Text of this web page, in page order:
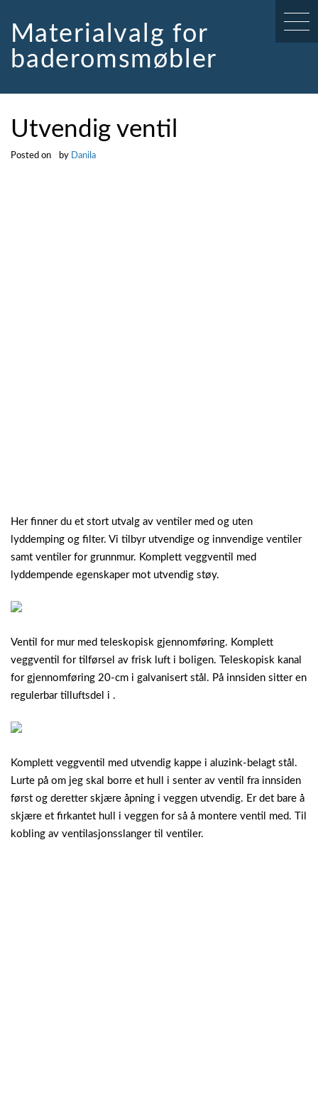
contentMaterialvalg for
baderomsmøbler
Utvendig ventil
Posted on by Danila
Her finner du et stort utvalg av ventiler med og uten
lyddemping og filter. Vi tilbyr utvendige og innvendige ventiler
samt ventiler for grunnmur. Komplett veggventil med
lyddempende egenskaper mot utvendig støy.
Ventil for mur med teleskopisk gjennomføring. Komplett
veggventil for tilførsel av frisk luft i boligen. Teleskopisk kanal
for gjennomføring 20-cm i galvanisert stål. På innsiden sitter en
regulerbar tilluftsdel i .
Komplett veggventil med utvendig kappe i aluzink-belagt stål.
Lurte på om jeg skal borre et hull i senter av ventil fra innsiden
først og deretter skjære åpning i veggen utvendig. Er det bare å
skjære et firkantet hull i veggen for så å montere ventil med. Til
kobling av ventilasjonsslanger til ventiler.